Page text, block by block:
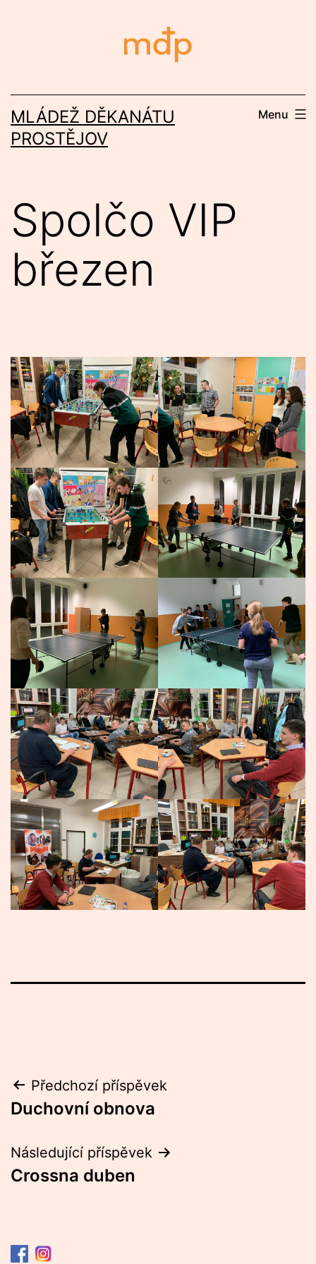
MLÁDEŽ DĚKANÁTU
PROSTĚJOV
Menu
Spolčo VIP
březen
Navigace
pro
příspěvek
Předchozí příspěvek
Duchovní obnova
Následující příspěvek
Crossna duben